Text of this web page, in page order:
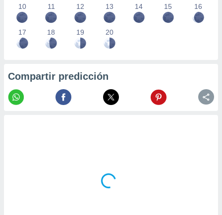
10 11 12 13 14 15 16
17 18 19 20
Compartir predicción